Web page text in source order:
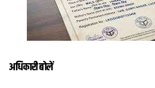
अधिकारी बोलें